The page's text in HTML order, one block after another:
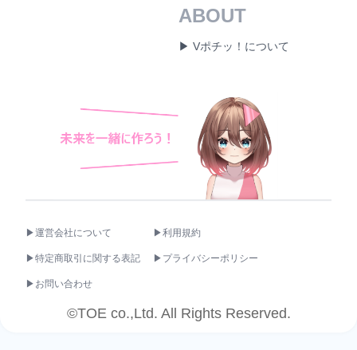
ABOUT
▶ Vポチッ！について
▶運営会社について ▶利用規約
▶特定商取引に関する表記 ▶プライバシーポリシー
▶お問い合わせ
©TOE co.,Ltd. All Rights Reserved.